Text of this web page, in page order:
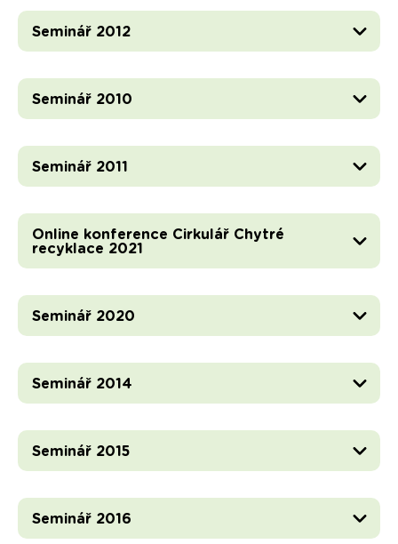
Seminář 2012
Seminář 2010
Seminář 2011
Online konference Cirkulář Chytré
recyklace 2021
Seminář 2020
Seminář 2014
Seminář 2015
Seminář 2016